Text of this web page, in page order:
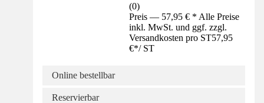
(0)
Preis — 57,95 € * Alle Preise
inkl. MwSt. und ggf. zzgl.
Versandkosten pro ST57,95
€*/ ST
Online bestellbar
Reservierbar